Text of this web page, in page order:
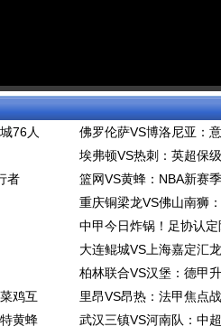
76人
者
鸡互
黄蜂
佛罗伦萨VS博洛尼亚：
埃弗顿VS热刺：英超保
篮网VS黄蜂：NBA新赛
重庆铜梁龙VS佛山南狮
中甲今日炸锅！足协认
大连鲲城VS上海嘉定汇
柏林联合VS汉堡：德甲
里昂VS昂热：法甲焦点
武汉三镇VS河南队：中